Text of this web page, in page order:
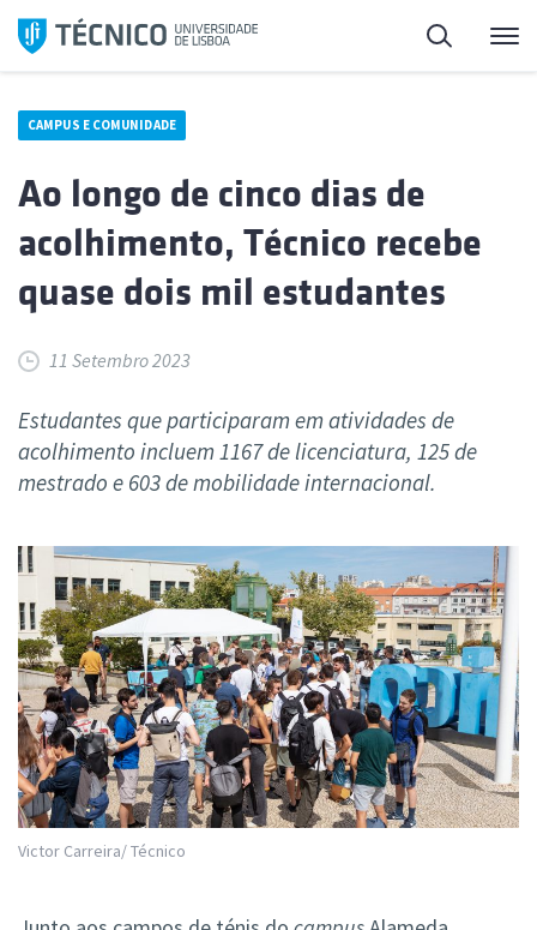
Saltar
para
Pesquisa
CAMPUS E COMUNIDADE
Ao longo de cinco dias de
acolhimento, Técnico recebe
quase dois mil estudantes
11 Setembro 2023
Estudantes que participaram em atividades de
acolhimento incluem 1167 de licenciatura, 125 de
mestrado e 603 de mobilidade internacional.
Victor Carreira/ Técnico